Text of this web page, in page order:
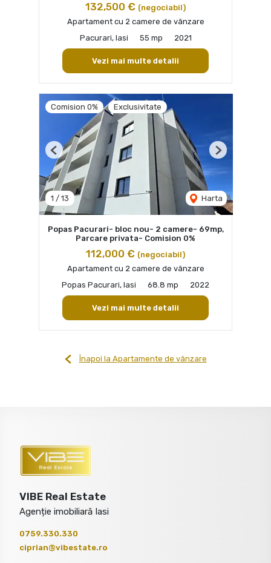
132,500 € (negociabil)
Apartament cu 2 camere de vânzare
Pacurari, Iasi
55 mp 2021
Vezi mai multe detalii
Comision 0% Exclusivitate
1 / 13 Harta
Previous Next
Popas Pacurari- bloc nou- 2 camere- 69mp,
Parcare privata- Comision 0%
112,000 € (negociabil)
Apartament cu 2 camere de vânzare
Popas Pacurari, Iasi
68.8 mp 2022
Vezi mai multe detalii
Înapoi la Apartamente de vânzare
VIBE Real Estate
Agenție imobiliară Iasi
0759.330.330
ciprian@vibestate.ro